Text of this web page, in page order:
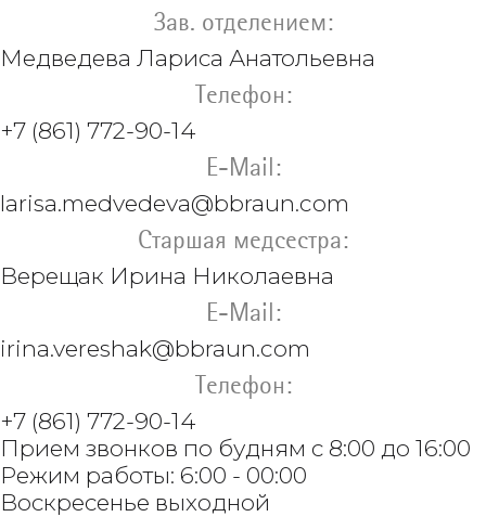
Зав. отделением:
Медведева Лариса Анатольевна
Телефон:
+7 (861) 772-90-14
E-Mail:
larisa.medvedeva@bbraun.com
Старшая медсестра:
Верещак Ирина Николаевна
E-Mail:
irina.vereshak@bbraun.com
Телефон:
+7 (861) 772-90-14
Прием звонков по будням с 8:00 до 16:00
Режим работы: 6:00 - 00:00
Воскресенье выходной